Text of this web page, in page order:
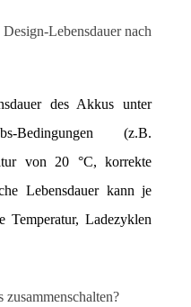
Lebensdauer nach
des Akkus unter
Bedingungen (z.B.
von 20 °C, korrekte
Lebensdauer kann je
Temperatur, Ladezyklen